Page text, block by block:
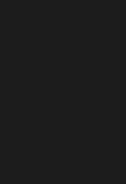
von uns